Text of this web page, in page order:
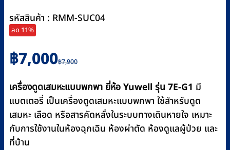
รหัสสินค้า : RMM-SUC04
ลด 11%
฿7,900
Original
price
was:
฿7,900.
฿7,000
Current
price
is:
฿7,000.
เครื่องดูดเสมหะแบบพกพา ยี่ห้อ Yuwell รุ่น 7E-G1 มี
แบตเตอรี่ เป็นเครื่องดูดเสมหะแบบพกพา ใช้สำหรับดูด
เสมหะ เลือด หรือสารคัดหลั่งในระบบทางเดินหายใจ เหมาะ
กับการใช้งานในห้องฉุกเฉิน ห้องผ่าตัด ห้องดูแลผู้ป่วย และ
ที่บ้าน